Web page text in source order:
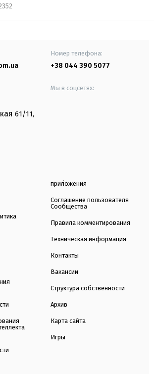
Номер телефона:
+38 044 390 5077
61/11,
Мы в соцсетях:
приложения
Соглашение пользователя
Сообщества
Правила комментирования
Техническая информация
Контакты
Вакансии
Структура собственности
Архив
Карта сайта
Игры